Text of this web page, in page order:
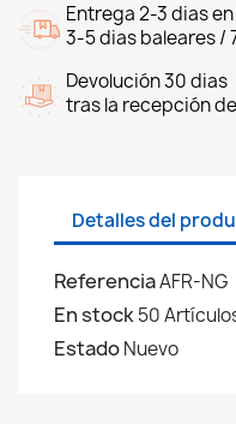
Entrega 2-3 dias
3-5 dias baleares /
Devolución 30 dias
tras la recepción
Detalles del
ReferenciaAFR-NG
En stock50
EstadoNuevo